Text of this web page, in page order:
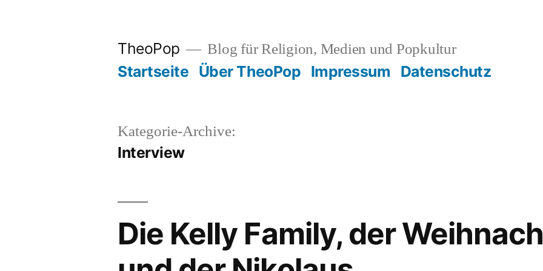
TheoPop Blog für Religion, Medien und Popkultur
Startseite Über TheoPop Impressum Datenschutz
Kategorie-Archive:
Interview
Die Kelly Family, der